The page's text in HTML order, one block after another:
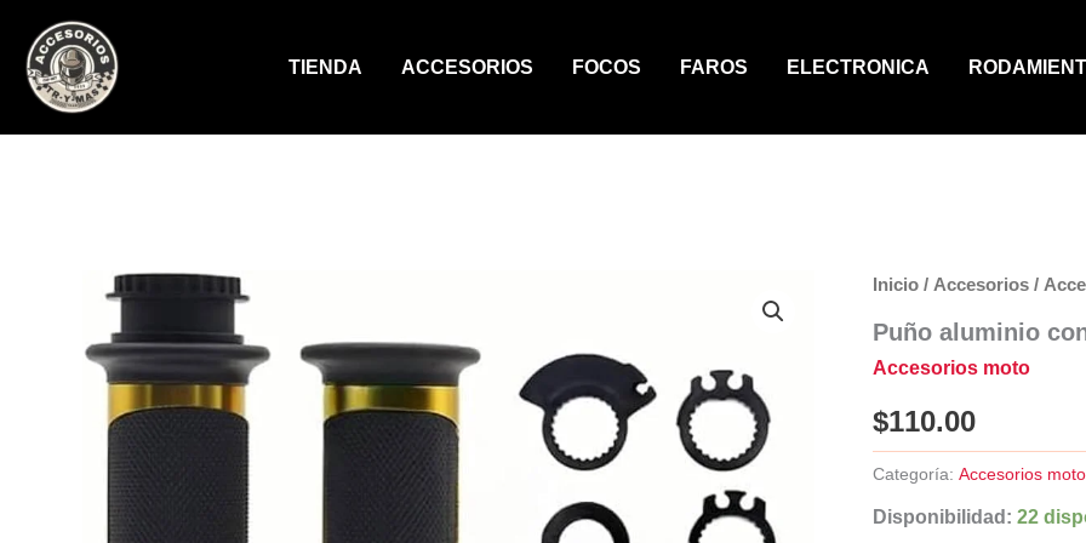
contenido
TIENDA ACCESORIOS FOCOS FAROS ELECTRONICA
Inicio / Accesorios /
Puño aluminio
Accesorios moto
$110.00
Categoría:Accesorios moto
Disponibilidad: 22